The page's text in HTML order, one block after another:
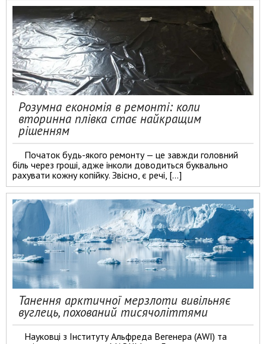
Розумна економія в ремонті: коли
вторинна плівка стає найкращим
рішенням
Початок будь-якого ремонту — це завжди головний
біль через гроші, адже інколи доводиться буквально
рахувати кожну копійку. Звісно, є речі, […]
Танення арктичної мерзлоти вивільняє
вуглець, похований тисячоліттями
Науковці з Інституту Альфреда Вегенера (AWI) та